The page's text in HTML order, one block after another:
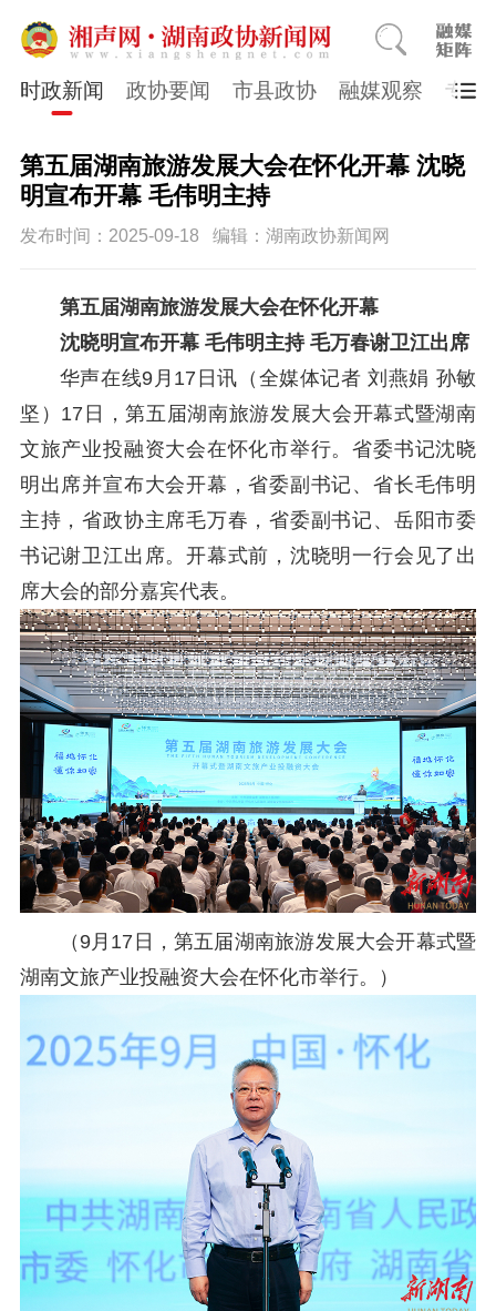
时政新闻 政协要闻 市县政协 融媒观察 专题
第五届湖南旅游发展大会在怀化开幕 沈晓
明宣布开幕 毛伟明主持
发布时间：2025-09-18 编辑：湖南政协新闻网
第五届湖南旅游发展大会在怀化开幕
沈晓明宣布开幕 毛伟明主持 毛万春谢卫江出席
华声在线9月17日讯（全媒体记者 刘燕娟 孙敏
坚）17日，第五届湖南旅游发展大会开幕式暨湖南
文旅产业投融资大会在怀化市举行。省委书记沈晓
明出席并宣布大会开幕，省委副书记、省长毛伟明
主持，省政协主席毛万春，省委副书记、岳阳市委
书记谢卫江出席。开幕式前，沈晓明一行会见了出
席大会的部分嘉宾代表。
（9月17日，第五届湖南旅游发展大会开幕式暨
湖南文旅产业投融资大会在怀化市举行。
）